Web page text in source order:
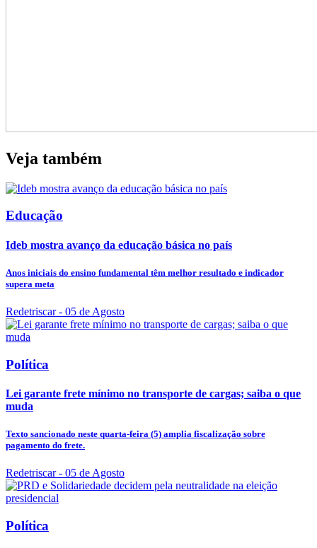
Veja também
Educação
Ideb mostra avanço da educação básica no país
Anos iniciais do ensino fundamental têm melhor resultado e indicador
supera meta
Redetriscar- 05 de Agosto
Política
Lei garante frete mínimo no transporte de cargas; saiba o que
muda
Texto sancionado neste quarta-feira (5) amplia fiscalização sobre
pagamento do frete.
Redetriscar- 05 de Agosto
Política